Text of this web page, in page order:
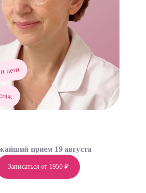
дети
Записаться от 1950 ₽
прием 19 августа